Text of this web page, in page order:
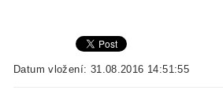
Datum vložení: 31.08.2016 14:51:55